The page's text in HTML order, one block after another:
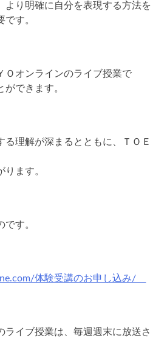
より明確に自分を表現する方法を
す。
Ｏオンラインのライブ授業で
できます。
る理解が深まるとともに、ＴＯＥ
ります。
す。
体験受講のお申し込み/
ライブ授業は、毎週週末に放送さ